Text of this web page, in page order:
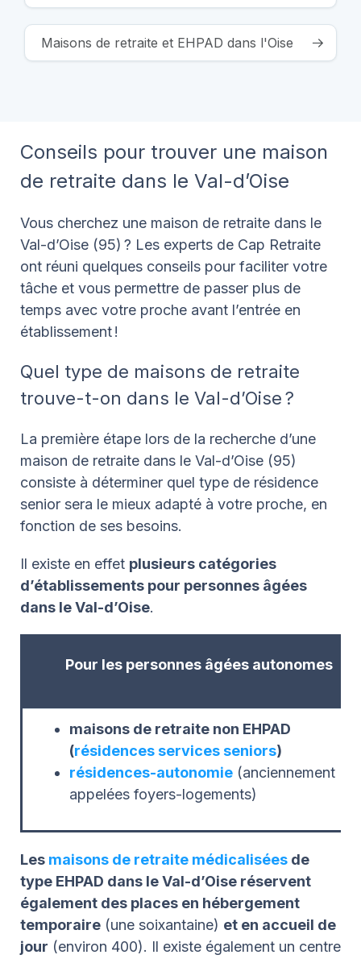
Maisons de retraite et EHPAD dans l'Oise
Conseils pour trouver une maison
de retraite dans le Val-d’Oise
Vous cherchez une maison de retraite dans le
Val-d’Oise (95) ? Les experts de Cap Retraite
ont réuni quelques conseils pour faciliter votre
tâche et vous permettre de passer plus de
temps avec votre proche avant l’entrée en
établissement !
Quel type de maisons de retraite
trouve-t-on dans le Val-d’Oise ?
La première étape lors de la recherche d’une
maison de retraite dans le Val-d’Oise (95)
consiste à déterminer quel type de résidence
senior sera le mieux adapté à votre proche, en
fonction de ses besoins.
Il existe en effet plusieurs catégories
d’établissements pour personnes âgées
dans le Val-d’Oise.
Pour les personnes âgées autonomes
maisons de retraite non EHPAD
(résidences services seniors)
résidences-autonomie (anciennement
appelées foyers-logements)
Les maisons de retraite médicalisées de
type EHPAD dans le Val-d’Oise réservent
également des places en hébergement
temporaire (une soixantaine) et en accueil de
jour (environ 400). Il existe également un centre